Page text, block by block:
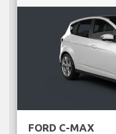
FORD C-MAX